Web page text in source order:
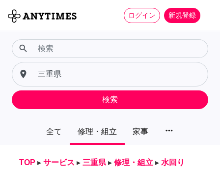
ログイン 新規登録
全て 修理・組立 家事 more_horiz
search
place
検索
TOP ▸ サービス ▸ 三重県 ▸ 修理・組立 ▸ 水回り